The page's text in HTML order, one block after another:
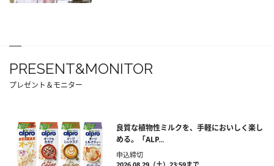
PRESENT&MONITOR
プレゼント＆モニター
良質な植物性ミルクを、手軽においしく楽し
める。「ALP...
申込締切